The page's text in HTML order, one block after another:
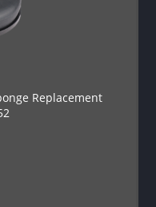
Replacement